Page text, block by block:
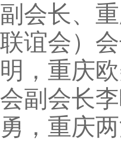
副会长、
联谊会）
明，重庆
会副会长
勇，重庆